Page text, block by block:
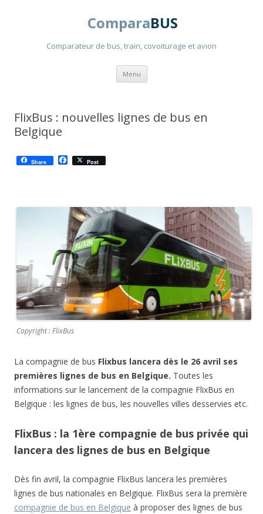
ComparaBUS
Comparateur de bus, train, covoiturage et avion
Menu Aller
contenu
FlixBus : nouvelles lignes de bus en
Belgique
Share
a
o
o
k
Post
Copyright : FlixBus
La compagnie de bus Flixbus lancera dès le 26 avril ses
premières lignes de bus en Belgique. Toutes les
informations sur le lancement de la compagnie FlixBus en
Belgique : les lignes de bus, les nouvelles villes desservies etc.
FlixBus : la 1ère compagnie de bus privée qui
lancera des lignes de bus en Belgique
Dès fin avril, la compagnie FlixBus lancera les premières
lignes de bus nationales en Belgique. FlixBus sera la première
compagnie de bus en Belgique à proposer des lignes de bus